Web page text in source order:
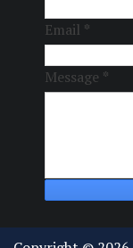
Email *
Message *